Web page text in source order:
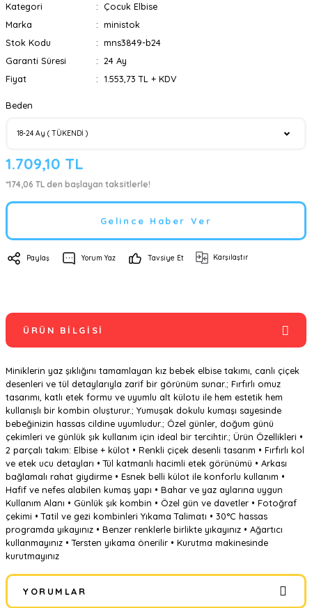
Kategori
Çocuk Elbise
Marka
ministok
Stok Kodu
mns3849-b24
Garanti Süresi
24 Ay
Fiyat
1.553,73 TL + KDV
Beden
1.709,10 TL
*174,06 TL den başlayan taksitlerle!
Gelince Haber Ver
Paylaş Yorum Yaz Tavsiye Et Karşılaştır
ÜRÜN BILGISI
Miniklerin yaz şıklığını tamamlayan kız bebek elbise takımı, canlı çiçek
desenleri ve tül detaylarıyla zarif bir görünüm sunar.; Fırfırlı omuz
tasarımı, katlı etek formu ve uyumlu alt külotu ile hem estetik hem
kullanışlı bir kombin oluşturur.; Yumuşak dokulu kumaşı sayesinde
bebeğinizin hassas cildine uyumludur.; Özel günler, doğum günü
çekimleri ve günlük şık kullanım için ideal bir tercihtir.; Ürün Özellikleri •
2 parçalı takım: Elbise + külot • Renkli çiçek desenli tasarım • Fırfırlı kol
ve etek ucu detayları • Tül katmanlı hacimli etek görünümü • Arkası
bağlamalı rahat giydirme • Esnek belli külot ile konforlu kullanım •
Hafif ve nefes alabilen kumaş yapı • Bahar ve yaz aylarına uygun
Kullanım Alanı • Günlük şık kombin • Özel gün ve davetler • Fotoğraf
çekimi • Tatil ve gezi kombinleri Yıkama Talimatı • 30°C hassas
programda yıkayınız • Benzer renklerle birlikte yıkayınız • Ağartıcı
kullanmayınız • Tersten yıkama önerilir • Kurutma makinesinde
kurutmayınız
YORUMLAR